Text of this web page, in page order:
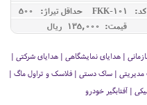
کد: FKK-101
حداقل تيراژ: 500
قیمت: 135,000 ريال
| هدایای نمایشگاهی | هدایای شرکتی |
| ساک دستی | فلاسک و تراول ماگ |
| آفتابگیر خودرو